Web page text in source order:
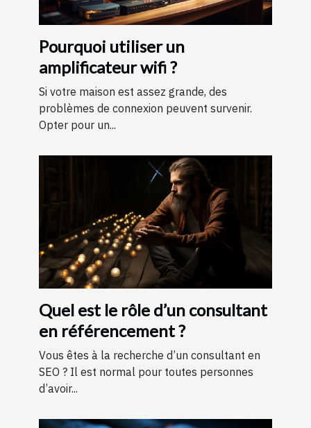
Pourquoi utiliser un
amplificateur wifi ?
Si votre maison est assez grande, des
problèmes de connexion peuvent survenir.
Opter pour un...
Quel est le rôle d’un consultant
en référencement ?
Vous êtes à la recherche d’un consultant en
SEO ? Il est normal pour toutes personnes
d’avoir...